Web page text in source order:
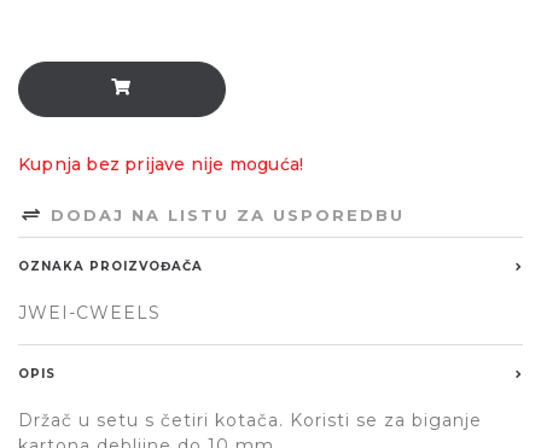
Kupnja bez prijave nije moguća!
DODAJ NA LISTU ZA USPOREDBU
OZNAKA PROIZVOĐAČA
JWEI-CWEELS
OPIS
Držač u setu s četiri kotača. Koristi se za biganje